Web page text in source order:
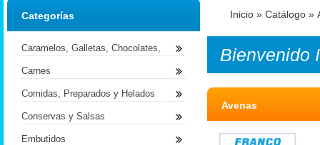
Inicio » Catálogo »
Bienvenido
Avenas
Categorías
Caramelos, Galletas, Chocolates,
Carnes
Comidas, Preparados y Helados
Conservas y Salsas
Embutidos